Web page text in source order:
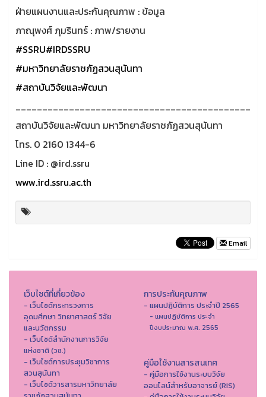
ฝ่ายแผนงานและประกันคุณภาพ : ข้อมูล
ภาณุพงศ์ ภุมรินทร์ : ภาพ/รายงาน
#SSRU#IRDSSRU
#มหาวิทยาลัยราชภัฏสวนสุนันทา
#สถาบันวิจัยและพัฒนา
____________________________________________
สถาบันวิจัยและพัฒนา มหาวิทยาลัยราชภัฏสวนสุนันทา
โทร. 0 2160 1344-6
Line ID : @ird.ssru
www.ird.ssru.ac.th
Email
เว็บไซต์ที่เกี่ยวข้อง
- เว็บไซต์กระทรวงการ
อุดมศึกษา วิทยาศาสตร์ วิจัย
และนวัตกรรม
- เว็บไซต์สำนักงานการวิจัย
แห่งชาติ (วช.)
- เว็บไซต์การประชุมวิชาการ
สวนสุนันทา
- เว็บไซต์วารสารมหาวิทยาลัย
การประกันคุณภาพ
- แผนปฏิบัติการ ประจำปี 2565
- แผนปฏิบัติการ ประจำ
ปีงบประมาณ พ.ศ. 2565
คู่มือใช้งานสารสนเทศ
- คู่มือการใช้งานระบบวิจัย
ออนไลน์สำหรับอาจารย์ (RIS)